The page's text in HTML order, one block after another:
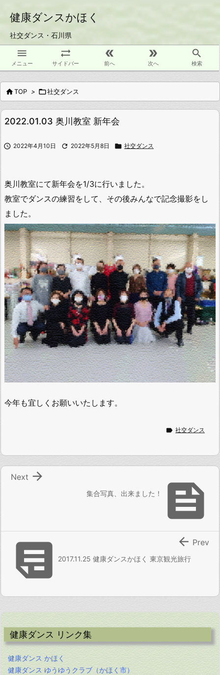
健康ダンスかほく
社交ダンス・石川県

メニュー

サイドバー

前へ

次へ

検索
TOP > 社交ダンス
2022.01.03 奥川教室 新年会
 2022年4月10日  2022年5月8日  社交ダンス
奥川教室にて新年会を1/3に行いました。
教室でダンスの練習をして、その後みんなで記念撮影をし
ました。
今年も宜しくお願いいたします。
 社交ダンス

集合写真、出来ました！

Next
2017.11.25 健康ダンスかほく 東京観光旅行
 Prev
健康ダンス リンク集
健康ダンス かほく
健康ダンス ゆうゆうクラブ（かほく市）